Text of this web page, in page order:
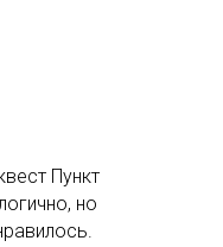
Пункт
но